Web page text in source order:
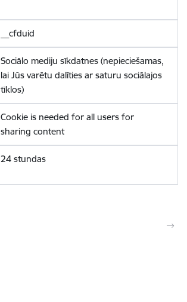
__cfduid
Sociālo mediju sīkdatnes (nepieciešamas,
lai Jūs varētu dalīties ar saturu sociālajos
tīklos)
Cookie is needed for all users for
sharing content
24 stundas